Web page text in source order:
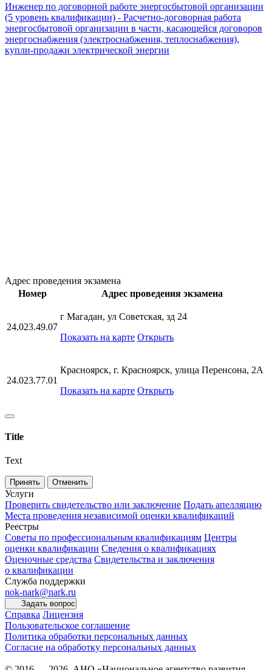
Инженер по договорной работе энергосбытовой организации
(5 уровень квалификации) - Расчетно-договорная работа
энергосбытовой организации в части, касающейся договоров
энергоснабжения (электроснабжения, теплоснабжения),
купли-продажи электрической энергии
Адрес проведения экзамена
Номер
Адрес проведения экзамена
24.023.49.07
г Магадан, ул Советская, зд 24
Показать на карте Открыть
24.023.77.01
Красноярск, г. Красноярск, улица Перенсона, 2А
Показать на карте Открыть
Title
Text
Принять Отменить
Услуги
Проверить свидетельство или заключение Подать апелляцию
Места проведения независимой оценки квалификаций
Реестры
Советы по профессиональным квалификациям Центры
оценки квалификации Сведения о квалификациях
Оценочные средства Свидетельства и заключения
о квалификации
Служба поддержки
nok-nark@nark.ru
Задать вопрос
Справка Лицензия
Пользовательское соглашение
Политика обработки персональных данных
Согласие на обработку персональных данных